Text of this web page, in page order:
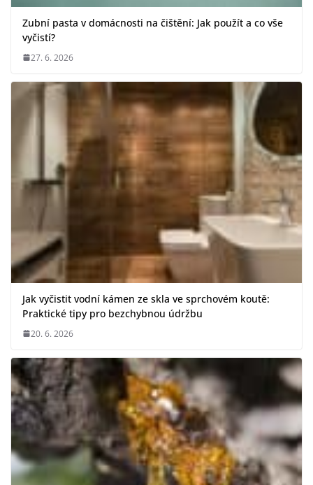
Zubní pasta v domácnosti na čištění: Jak použít a co vše
vyčistí?
27. 6. 2026
Jak vyčistit vodní kámen ze skla ve sprchovém koutě:
Praktické tipy pro bezchybnou údržbu
20. 6. 2026